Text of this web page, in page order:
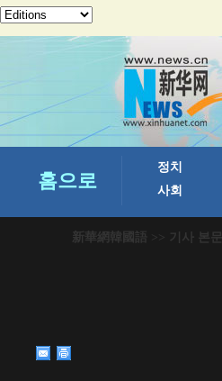
新華網韓國語 >> 기사 본문